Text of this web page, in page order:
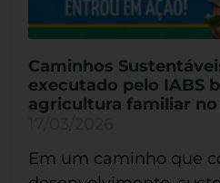
Caminhos
executado pelo IABS
agricultura familiar no
Em um caminho que